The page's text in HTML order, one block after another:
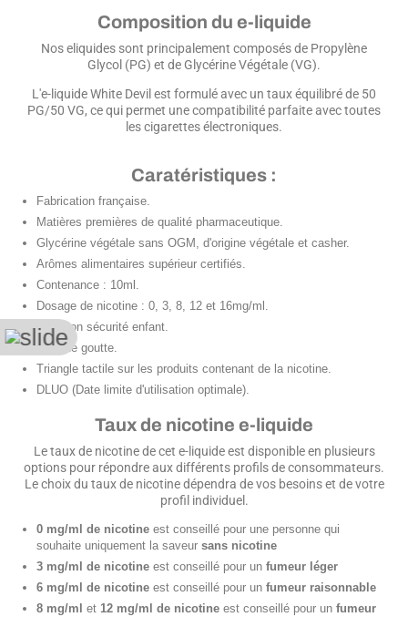
Composition du e-liquide
Nos eliquides sont principalement composés de Propylène
Glycol (PG) et de Glycérine Végétale (VG).
L'e-liquide White Devil est formulé avec un taux équilibré de 50
PG/50 VG, ce qui permet une compatibilité parfaite avec toutes
les cigarettes électroniques.
Caratéristiques :
Fabrication française.
Matières premières de qualité pharmaceutique.
Glycérine végétale sans OGM, d'origine végétale et casher.
Arômes alimentaires supérieur certifiés.
Contenance : 10ml.
Dosage de nicotine : 0, 3, 8, 12 et 16mg/ml.
Bouchon sécurité enfant.
Compte goutte.
Triangle tactile sur les produits contenant de la nicotine.
DLUO (Date limite d'utilisation optimale).
Taux de nicotine e-liquide
Le taux de nicotine de cet e-liquide est disponible en plusieurs
options pour répondre aux différents profils de consommateurs.
Le choix du taux de nicotine dépendra de vos besoins et de votre
profil individuel.
0 mg/ml de nicotine est conseillé pour une personne qui
souhaite uniquement la saveur sans nicotine
3 mg/ml de nicotine est conseillé pour un fumeur léger
6 mg/ml de nicotine est conseillé pour un fumeur raisonnable
8 mg/ml et 12 mg/ml de nicotine est conseillé pour un fumeur